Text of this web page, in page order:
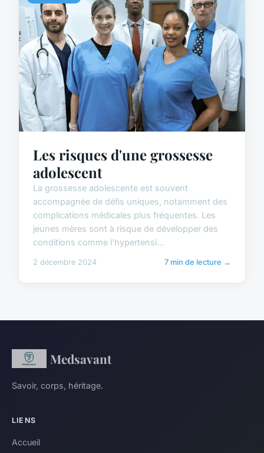
Les risques d'une grossesse
adolescent
La grossesse adolescente est souvent
accompagnée de défis uniques, notamment des
complications médicales plus fréquentes. Les
jeunes mères sont à risque de développer des
conditions comme l'hypertensi...
2 décembre 2024 7 min de lecture →
Medsavant
Savoir, corps, héritage.
LIENS
Accueil